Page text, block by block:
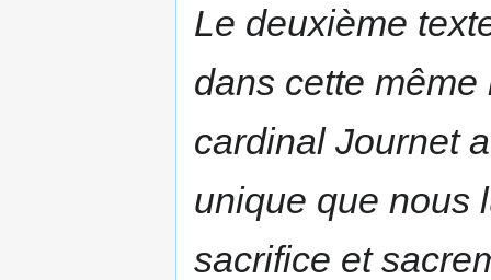
Le deuxième
dans cette
cardinal Journet
unique que nous
sacrifice et